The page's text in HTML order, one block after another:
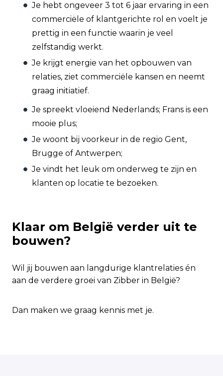
Je hebt ongeveer 3 tot 6 jaar ervaring in een
commerciële of klantgerichte rol en voelt je
prettig in een functie waarin je veel
zelfstandig werkt.
Je krijgt energie van het opbouwen van
relaties, ziet commerciële kansen en neemt
graag initiatief.
Je spreekt vloeiend Nederlands; Frans is een
mooie plus;
Je woont bij voorkeur in de regio Gent,
Brugge of Antwerpen;
Je vindt het leuk om onderweg te zijn en
klanten op locatie te bezoeken.
Klaar om België verder uit te
bouwen?
Wil jij bouwen aan langdurige klantrelaties én
aan de verdere groei van Zibber in België?
Dan maken we graag kennis met je.